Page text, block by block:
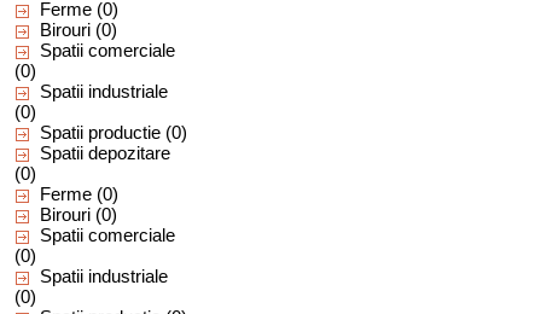
Ferme (0)
Birouri (0)
Spatii comerciale
(0)
Spatii industriale
(0)
Spatii productie (0)
Spatii depozitare
(0)
Ferme (0)
Birouri (0)
Spatii comerciale
(0)
Spatii industriale
(0)